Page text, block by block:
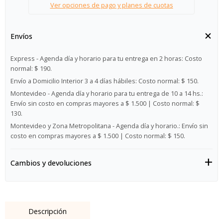
Ver opciones de pago y planes de cuotas
Envíos
Express - Agenda día y horario para tu entrega en 2 horas: Costo
normal: $ 190.
Envío a Domicilio Interior 3 a 4 días hábiles: Costo normal: $ 150.
Montevideo - Agenda día y horario para tu entrega de 10 a 14 hs.:
Envío sin costo en compras mayores a $ 1.500 | Costo normal: $
130.
Montevideo y Zona Metropolitana - Agenda día y horario.: Envío sin
costo en compras mayores a $ 1.500 | Costo normal: $ 150.
Cambios y devoluciones
Descripción